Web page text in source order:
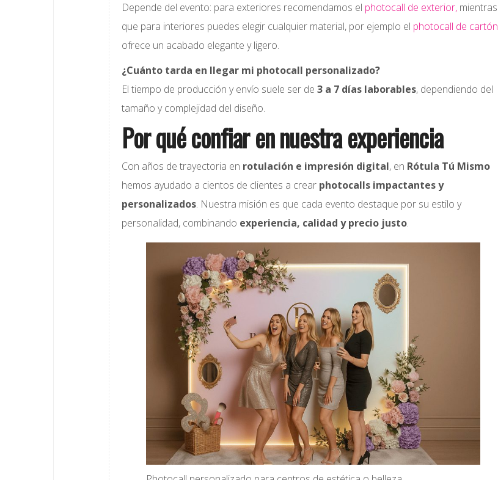
Depende del evento: para exteriores recomendamos el photocall de exterior, mientras
que para interiores puedes elegir cualquier material, por ejemplo el photocall de cartón
ofrece un acabado elegante y ligero.
¿Cuánto tarda en llegar mi photocall personalizado?
El tiempo de producción y envío suele ser de3 a 7 días laborables, dependiendo del
tamaño y complejidad del diseño.
Por qué confiar en nuestra experiencia
Con años de trayectoria en rotulación e impresión digital, en Rótula Tú Mismo
hemos ayudado a cientos de clientes a crear photocalls impactantes y
personalizados. Nuestra misión es que cada evento destaque por su estilo y
personalidad, combinando experiencia, calidad y precio justo.